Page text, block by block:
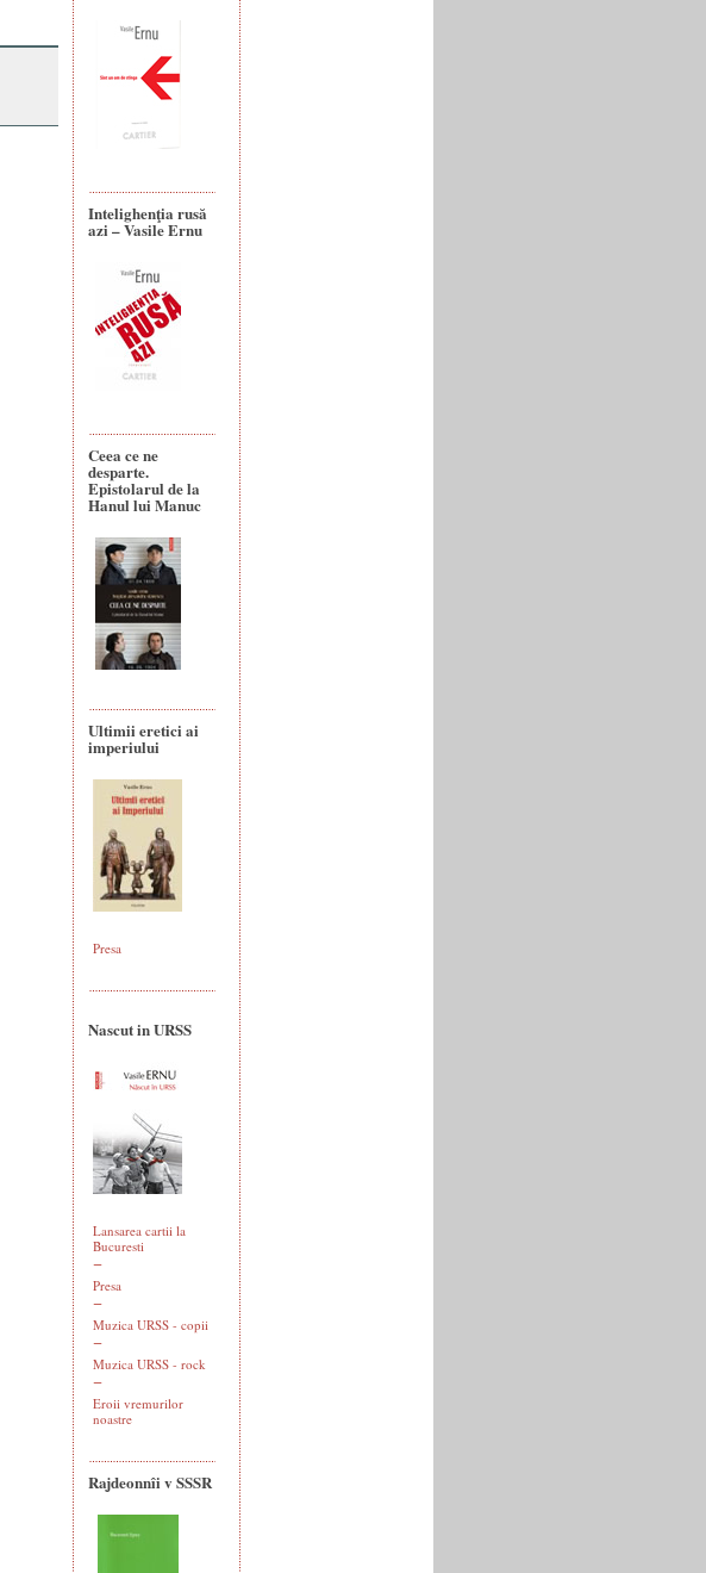
Intelighenţia rusă
azi – Vasile Ernu
Ceea ce ne
desparte.
Epistolarul de la
Hanul lui Manuc
Ultimii eretici ai
imperiului
Presa
Nascut in URSS
Lansarea cartii la
Bucuresti
Presa
Muzica URSS - copii
Muzica URSS - rock
Eroii vremurilor
noastre
Rajdeonnîi v SSSR